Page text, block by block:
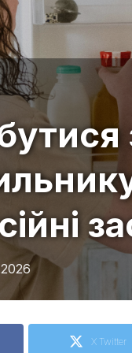
X Twitter